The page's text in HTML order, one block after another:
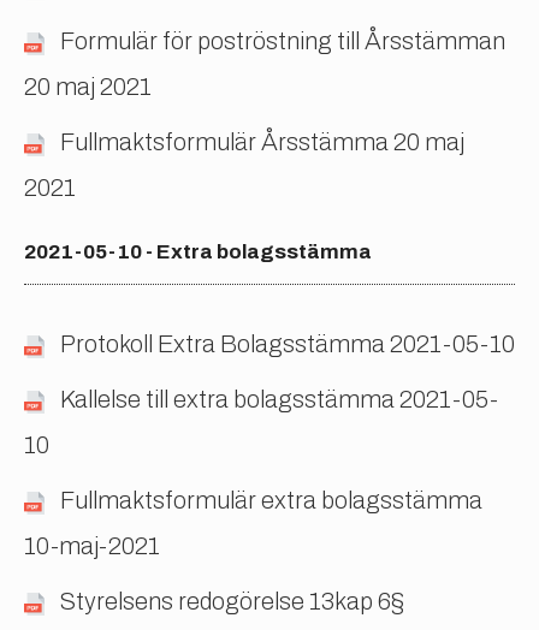
Formulär för poströstning till Årsstämman
20 maj 2021
Fullmaktsformulär Årsstämma 20 maj
2021
2021-05-10 - Extra bolagsstämma
Protokoll Extra Bolagsstämma 2021-05-10
Kallelse till extra bolagsstämma 2021-05-
10
Fullmaktsformulär extra bolagsstämma
10-maj-2021
Styrelsens redogörelse 13kap 6§